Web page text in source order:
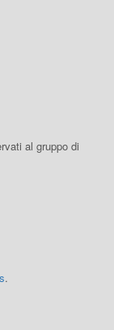
al gruppo di
.